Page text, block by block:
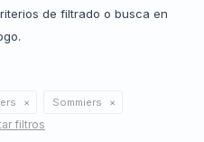
de filtrado o busca en
Sommiers
filtros